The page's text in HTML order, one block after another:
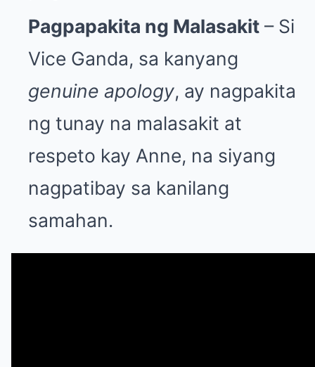
Pagpapakita ng Malasakit – Si
Vice Ganda, sa kanyang
genuine apology, ay nagpakita
ng tunay na malasakit at
respeto kay Anne, na siyang
nagpatibay sa kanilang
samahan.